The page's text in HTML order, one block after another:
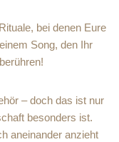
bei denen Eure
Song, den Ihr
– doch das ist nur
besonders ist.
aneinander anzieht